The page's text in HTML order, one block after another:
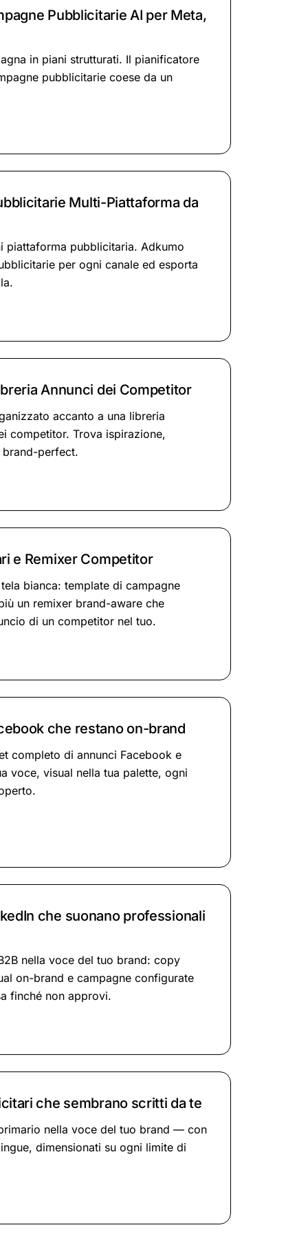
Pubblicitarie AI per Meta,
in piani strutturati. Il pianificatore
pubblicitarie coese da un
Multi-Piattaforma da
piattaforma pubblicitaria. Adkumo
per ogni canale ed esporta
Annunci dei Competitor
accanto a una libreria
competitor. Trova ispirazione,
brand-perfect.
e Remixer Competitor
bianca: template di campagne
un remixer brand-aware che
di un competitor nel tuo.
che restano on-brand
completo di annunci Facebook e
voce, visual nella tua palette, ogni
che suonano professionali
nella voce del tuo brand: copy
on-brand e campagne configurate
finché non approvi.
che sembrano scritti da te
nella voce del tuo brand — con
dimensionati su ogni limite di